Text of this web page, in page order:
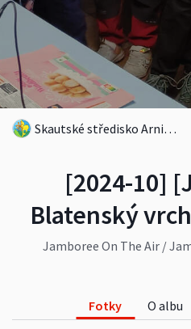
[2024-10]
Blatenský
Jamboree On The Air /
detektor kovů, hry v lese,
Skautské středisko Arnika Jáchymov
Fotky O albu